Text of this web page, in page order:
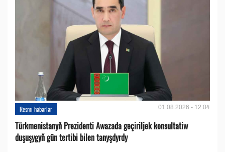
Resmi habarlar 01.08.2026 - 12:04
Türkmenistanyň Prezidenti Awazada geçiriljek konsultatiw
duşuşygyň gün tertibi bilen tanyşdyrdy